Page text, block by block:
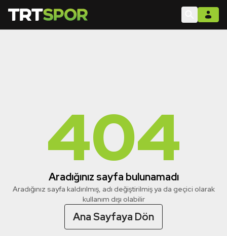
404
Aradığınız sayfa bulunamadı
Aradığınız sayfa kaldırılmış, adı değiştirilmiş ya da geçici olarak
kullanım dışı olabilir
Ana Sayfaya Dön